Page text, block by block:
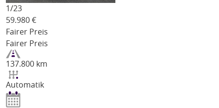
1/23
59.980 €
Fairer Preis
Fairer Preis
137.800 km
Automatik